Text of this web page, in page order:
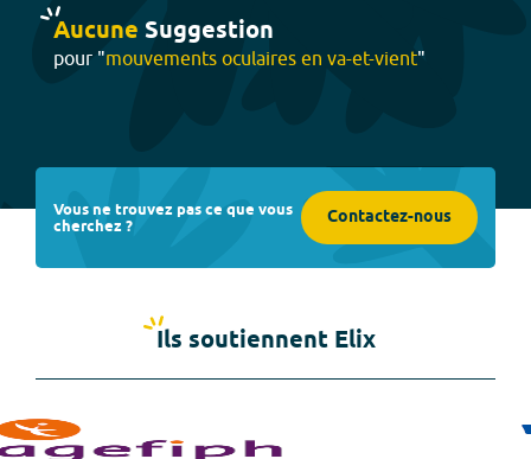
Aucune Suggestion
pour "mouvements oculaires en va-et-vient"
Vous ne trouvez pas ce que vous
cherchez ? Contactez-nous
Ils soutiennent Elix